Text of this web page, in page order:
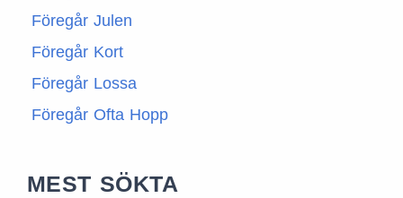
Föregår Julen
Föregår Kort
Föregår Lossa
Föregår Ofta Hopp
MEST SÖKTA